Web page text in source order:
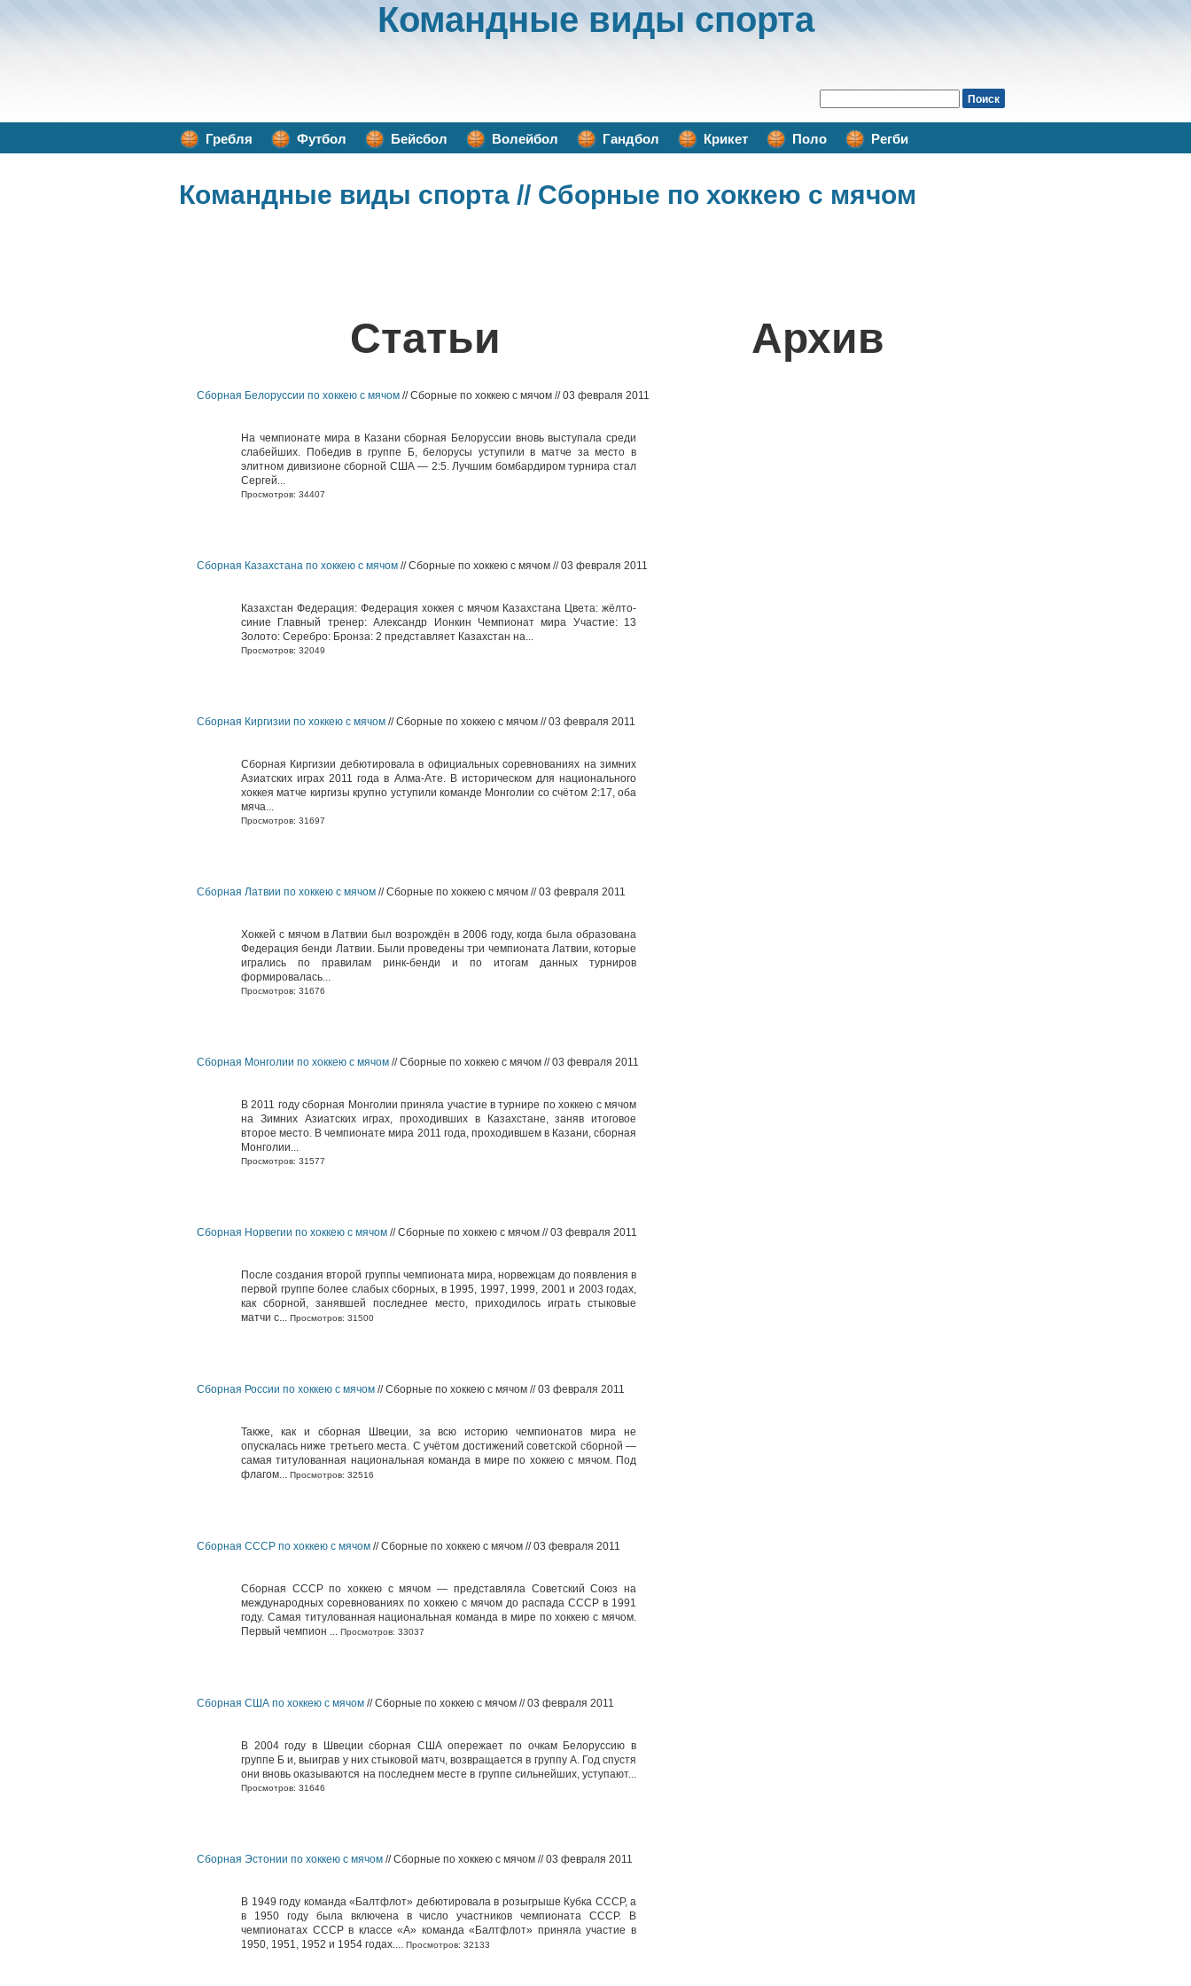
Командные виды спорта
Гребля Футбол Бейсбол Волейбол Гандбол Крикет Поло Регби
Командные виды спорта // Сборные по хоккею с мячом
Статьи
Сборная Белоруссии по хоккею с мячом // Сборные по хоккею с мячом // 03 февраля 2011
На чемпионате мира в Казани сборная Белоруссии вновь выступала среди
слабейших. Победив в группе Б, белорусы уступили в матче за место в
элитном дивизионе сборной США — 2:5. Лучшим бомбардиром турнира стал
Сергей...
Просмотров: 34407
Сборная Казахстана по хоккею с мячом // Сборные по хоккею с мячом // 03 февраля 2011
Казахстан Федерация: Федерация хоккея с мячом Казахстана Цвета: жёлто-
синие Главный тренер: Александр Ионкин Чемпионат мира Участие: 13
Золото: Серебро: Бронза: 2 представляет Казахстан на...
Просмотров: 32049
Сборная Киргизии по хоккею с мячом // Сборные по хоккею с мячом // 03 февраля 2011
Сборная Киргизии дебютировала в официальных соревнованиях на зимних
Азиатских играх 2011 года в Алма-Ате. В историческом для национального
хоккея матче киргизы крупно уступили команде Монголии со счётом 2:17, оба
мяча...
Просмотров: 31697
Сборная Латвии по хоккею с мячом // Сборные по хоккею с мячом // 03 февраля 2011
Хоккей с мячом в Латвии был возрождён в 2006 году, когда была образована
Федерация бенди Латвии. Были проведены три чемпионата Латвии, которые
игрались по правилам ринк-бенди и по итогам данных турниров
формировалась...
Просмотров: 31676
Сборная Монголии по хоккею с мячом // Сборные по хоккею с мячом // 03 февраля 2011
В 2011 году сборная Монголии приняла участие в турнире по хоккею с мячом
на Зимних Азиатских играх, проходивших в Казахстане, заняв итоговое
второе место. В чемпионате мира 2011 года, проходившем в Казани, сборная
Монголии...
Просмотров: 31577
Сборная Норвегии по хоккею с мячом // Сборные по хоккею с мячом // 03 февраля 2011
После создания второй группы чемпионата мира, норвежцам до появления в
первой группе более слабых сборных, в 1995, 1997, 1999, 2001 и 2003 годах,
как сборной, занявшей последнее место, приходилось играть стыковые
матчи с... Просмотров: 31500
Сборная России по хоккею с мячом // Сборные по хоккею с мячом // 03 февраля 2011
Также, как и сборная Швеции, за всю историю чемпионатов мира не
опускалась ниже третьего места. С учётом достижений советской сборной —
самая титулованная национальная команда в мире по хоккею с мячом. Под
флагом... Просмотров: 32516
Сборная СССР по хоккею с мячом // Сборные по хоккею с мячом // 03 февраля 2011
Сборная СССР по хоккею с мячом — представляла Советский Союз на
международных соревнованиях по хоккею с мячом до распада СССР в 1991
году. Самая титулованная национальная команда в мире по хоккею с мячом.
Первый чемпион ... Просмотров: 33037
Сборная США по хоккею с мячом // Сборные по хоккею с мячом // 03 февраля 2011
В 2004 году в Швеции сборная США опережает по очкам Белоруссию в
группе Б и, выиграв у них стыковой матч, возвращается в группу А. Год спустя
они вновь оказываются на последнем месте в группе сильнейших, уступают...
Просмотров: 31646
Сборная Эстонии по хоккею с мячом // Сборные по хоккею с мячом // 03 февраля 2011
В 1949 году команда «Балтфлот» дебютировала в розыгрыше Кубка СССР, а
в 1950 году была включена в число участников чемпионата СССР. В
чемпионатах СССР в классе «А» команда «Балтфлот» приняла участие в
1950, 1951, 1952 и 1954 годах.... Просмотров: 32133
Архив